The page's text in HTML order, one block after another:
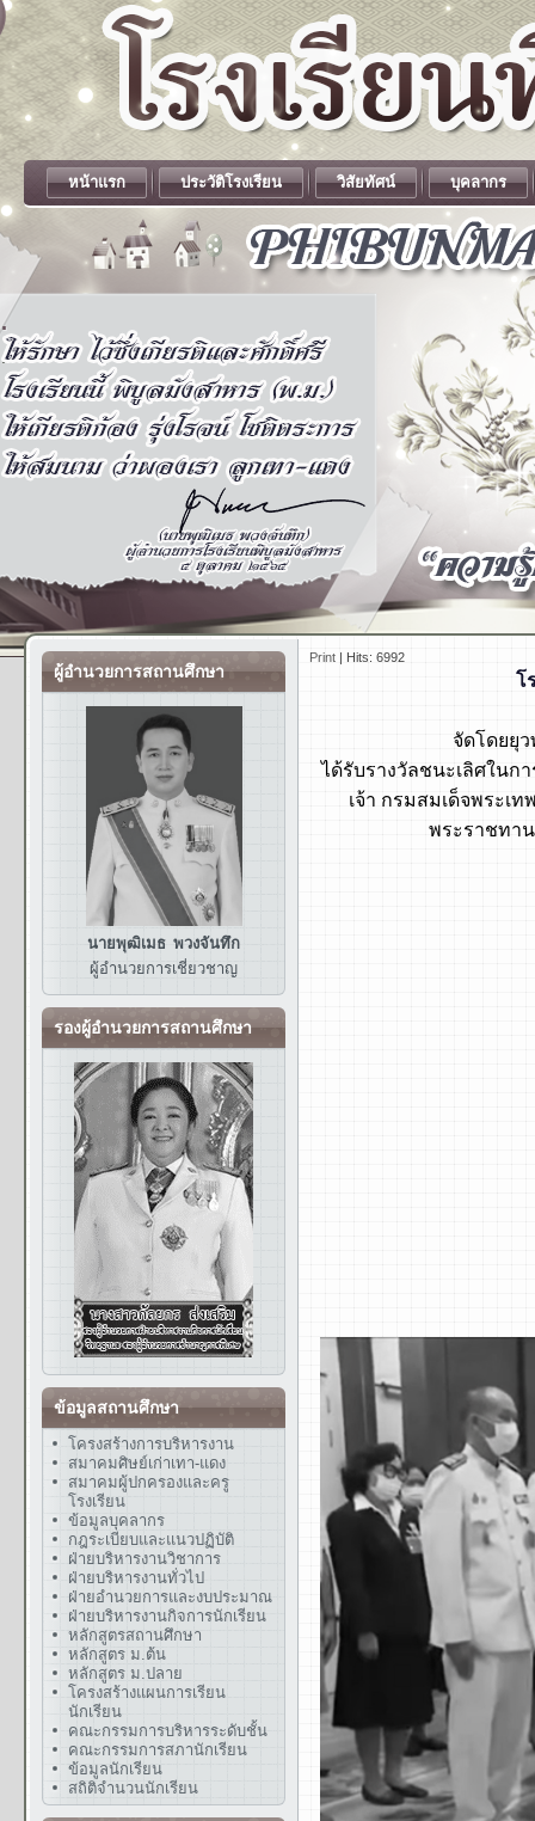
.
.
หน้าแรก ประวัติโรงเรียน วิสัยทัศน์ บุคลากร
ผู้อำนวยการสถานศึกษา
นายพุฒิเมธ พวงจันทึก
ผู้อำนวยการเชี่ยวชาญ
รองผู้อำนวยการสถานศึกษา
ข้อมูลสถานศึกษา
โครงสร้างการบริหารงาน
สมาคมศิษย์เก่าเทา-แดง
สมาคมผู้ปกครองและครู
โรงเรียน
ข้อมูลบุคลากร
กฎระเบียบและแนวปฏิบัติ
ฝ่ายบริหารงานวิชาการ
ฝ่ายบริหารงานทั่วไป
ฝ่ายอำนวยการและงบประมาณ
ฝ่ายบริหารงานกิจการนักเรียน
หลักสูตรสถานศึกษา
หลักสูตร ม.ต้น
หลักสูตร ม.ปลาย
โครงสร้างแผนการเรียน
นักเรียน
คณะกรรมการบริหารระดับชั้น
คณะกรรมการสภานักเรียน
ข้อมูลนักเรียน
สถิติจำนวนนักเรียน
Print | Hits: 6992
โ
จัดโดยยุ
ได้รับรางวัลชนะเลิศในก
เจ้า กรมสมเด็จพระเ
พระราชทา